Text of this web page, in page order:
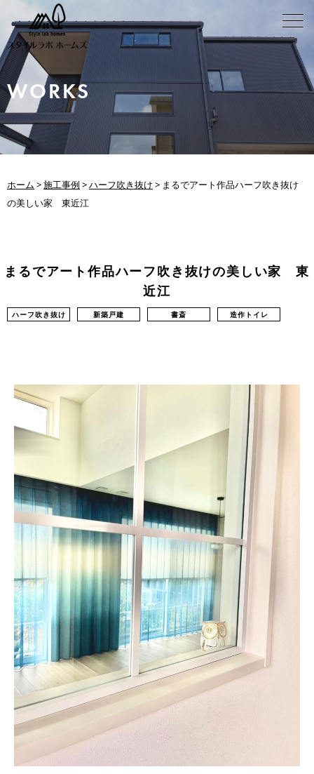
WORKS
ホーム >施工事例 >ハーフ吹き抜け > まるでアート作品ハーフ吹き抜け
の美しい家 東近江
まるでアート作品ハーフ吹き抜けの美しい家 東
近江
ハーフ吹き抜け 新築戸建 書斎 造作トイレ